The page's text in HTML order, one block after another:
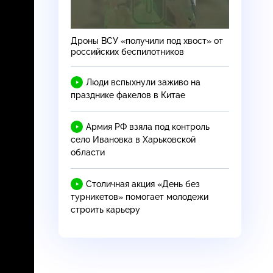
Дроны ВСУ «получили под хвост» от
российских беспилотников
Люди вспыхнули заживо на
празднике факелов в Китае
Армия РФ взяла под контроль
село Ивановка в Харьковской
области
Столичная акция «День без
турникетов» помогает молодежи
строить карьеру